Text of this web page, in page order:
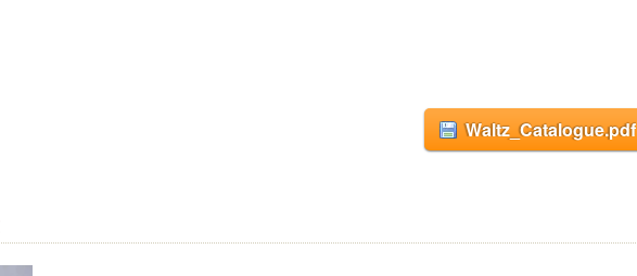
Waltz_Catalogue.pdf